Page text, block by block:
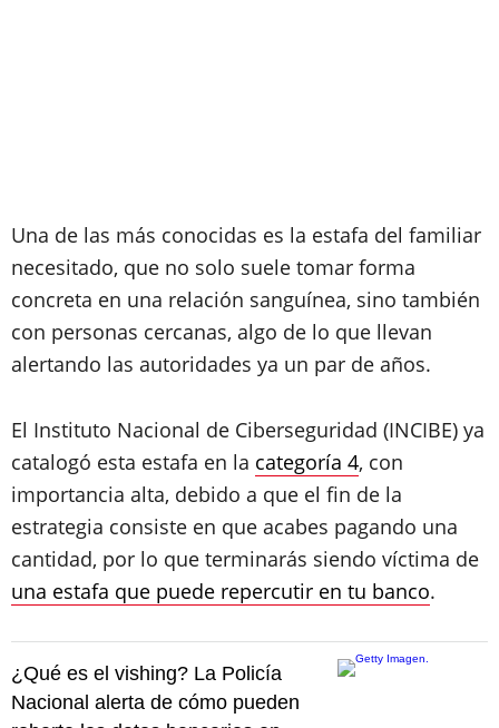
Una de las más conocidas es la estafa del familiar
necesitado, que no solo suele tomar forma
concreta en una relación sanguínea, sino también
con personas cercanas, algo de lo que llevan
alertando las autoridades ya un par de años.
El Instituto Nacional de Ciberseguridad (INCIBE) ya
catalogó esta estafa en la categoría 4, con
importancia alta, debido a que el fin de la
estrategia consiste en que acabes pagando una
cantidad, por lo que terminarás siendo víctima de
una estafa que puede repercutir en tu banco.
¿Qué es el vishing? La Policía
Nacional alerta de cómo pueden